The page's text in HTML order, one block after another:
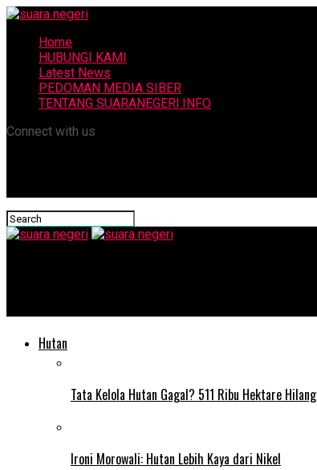
Home
HUBUNGI KAMI
Latest News
PEDOMAN MEDIA SIBER
TENTANG SUARANEGERI.INFO
Connect with us
Hutan
Tata Kelola Hutan Gagal? 511 Ribu Hektare Hilang
Ironi Morowali: Hutan Lebih Kaya dari Nikel